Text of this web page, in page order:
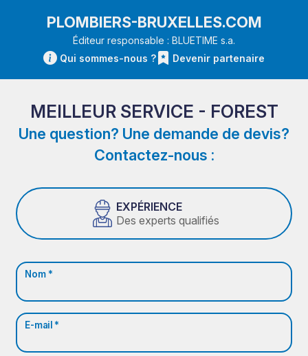
PLOMBIERS-BRUXELLES.COM
Éditeur responsable : BLUETIME s.a.
Qui sommes-nous ?
Devenir partenaire
MEILLEUR SERVICE - FOREST
Une question? Une demande de devis?
Contactez-nous :
EXPÉRIENCE
Des experts qualifiés
Nom *
E-mail *